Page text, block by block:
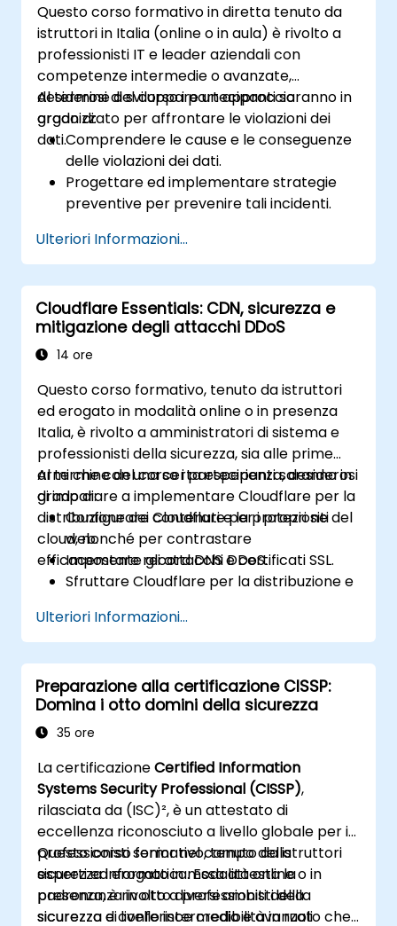
Questo corso formativo in diretta tenuto da
istruttori in Italia (online o in aula) è rivolto a
professionisti IT e leader aziendali con
competenze intermedie o avanzate,
desiderosi di sviluppare un approccio
organizzato per affrontare le violazioni dei
dati.
Al termine del corso i partecipanti saranno in
grado di:
Comprendere le cause e le conseguenze
delle violazioni dei dati.
Progettare ed implementare strategie
preventive per prevenire tali incidenti.
finalizzato a contenerne gli effetti.
Svolgere indagini forensi e valutare
l’impatto delle violazioni sui sistemi
aziendali e sugli utenti.
Rispettare i requisiti legali e normativi in
materia di notifica delle violazioni dei dati.
rafforzare le misure di sicurezza esistenti.
Ulteriori Informazioni...
Cloudflare Essentials: CDN, sicurezza e
mitigazione degli attacchi DDoS
14 ore
Questo corso formativo, tenuto da istruttori
ed erogato in modalità online o in presenza
Italia, è rivolto a amministratori di sistema e
professionisti della sicurezza, sia alle prime
armi che con una certa esperienza, desiderosi
di imparare a implementare Cloudflare per la
distribuzione dei contenuti e la protezione del
cloud, nonché per contrastare
efficacemente gli attacchi DDoS.
Al termine del corso i partecipanti saranno in
grado di:
Configurare Cloudflare per i propri siti
web.
Impostare record DNS e certificati SSL.
Sfruttare Cloudflare per la distribuzione e
Proteggere i propri siti da attacchi DDoS.
Stabilire regole di firewall per limitare il
traffico indesiderato verso i loro siti web.
Ulteriori Informazioni...
Preparazione alla certificazione CISSP:
Domina i otto domini della sicurezza
35 ore
La certificazioneCertified Information
Systems Security Professional (CISSP),
rilasciata da (ISC)², è un attestato di
eccellenza riconosciuto a livello globale per i
professionisti senior nel campo della
sicurezza informatica. Essa attesta la
padronanza in otto diversi ambiti della
sicurezza e conferisce credibilità in ruoli
Questo corso formativo, tenuto da istruttori
esperti ed erogato in modalità online o in
presenza, è rivolto a professionisti della
sicurezza di livello intermedio e avanzato che